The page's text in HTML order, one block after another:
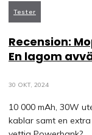
Tester
Recension:
En lagom
30 OKT, 2024
10 000 mAh, 30W
kablar samt en